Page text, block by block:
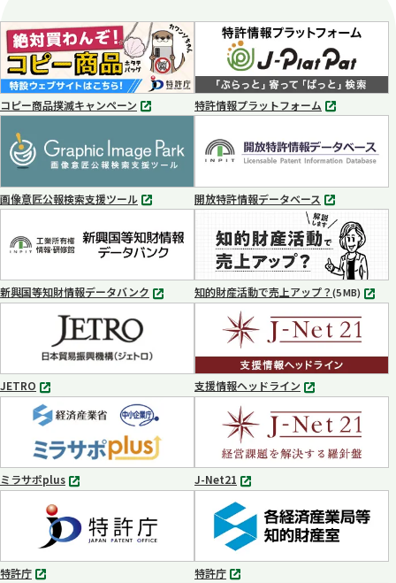
コピー商品撲滅キャンペーン
別
で
開
く
特許情報プラットフォーム
別
ブ
で
く
画像意匠公報検索支援ツール
別
ブ
で
く
開放特許情報データベース
別
タ
ブ
で
開
く
新興国等知財情報データバンク
別
開
く
知的財産活動で売上アップ？(5 MB) MP4
JETRO
別
タ
ブ
で
開
く
支援情報ヘッドライン
別
タ
ブ
で
開
く
ミラサポplus
別
ブ
で
開
く
J-Net21
別
タ
ブ
で
開
く
特許庁 特許庁